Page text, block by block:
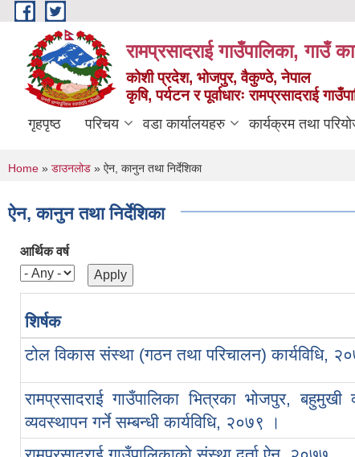
Skip to main content
रामप्रसादराई गाउँपालिका, गाउँ
कोशी प्रदेश, भोजपुर, वैकुण्ठे, नेपाल
कृषि, पर्यटन र पूर्वाधारः रामप्रसादराई
गृहपृष्ठ परिचय वडा कार्यालयहरु कार्यक्रम तथा
You are here
Home » डाउनलोड » ऐन, कानुन तथा निर्देशिका
ऐन, कानुन तथा निर्देशिका
आर्थिक वर्ष
शिर्षक
टोल विकास संस्था (गठन तथा परिचालन) कार्यविधि,
रामप्रसादराई गाउँपालिका भित्रका भोजपुर, बहुमुखी
व्यवस्थापन गर्ने सम्बन्धी कार्यविधि, २०७९ ।